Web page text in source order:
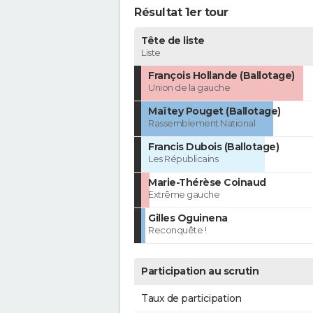
Résultat 1er tour
Tête de liste
Liste
François Hollande (Ballotage)
Union de la gauche
Maïtey Pouget (Ballotage)
Rassemblement National
Francis Dubois (Ballotage)
Les Républicains
Marie-Thérèse Coinaud
Extrême gauche
Gilles Oguinena
Reconquête !
Participation au scrutin
Taux de participation